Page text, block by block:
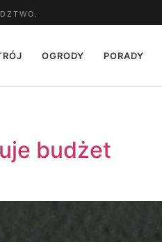
OGRODY PORADY
budżet